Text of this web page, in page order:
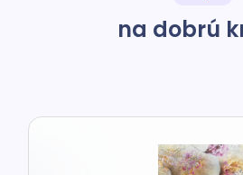
na dobrú